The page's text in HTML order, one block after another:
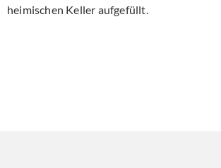
heimischen Keller aufgefüllt.